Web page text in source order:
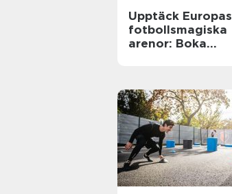
Upptäck Europas
fotbollsmagiska
arenor: Boka